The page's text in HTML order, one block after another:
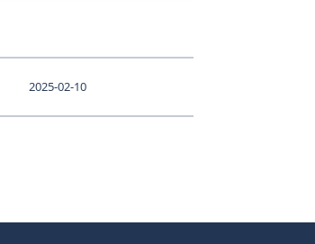
2025-02-10